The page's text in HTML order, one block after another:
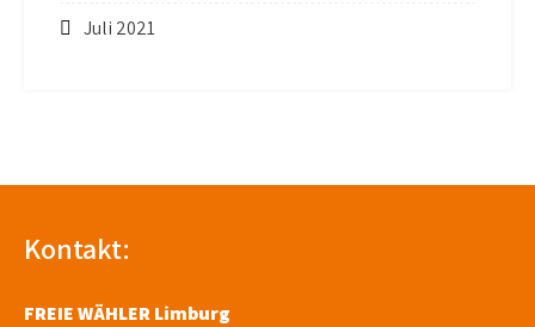
Juli 2021
Kontakt:
FREIE WÄHLER Limburg